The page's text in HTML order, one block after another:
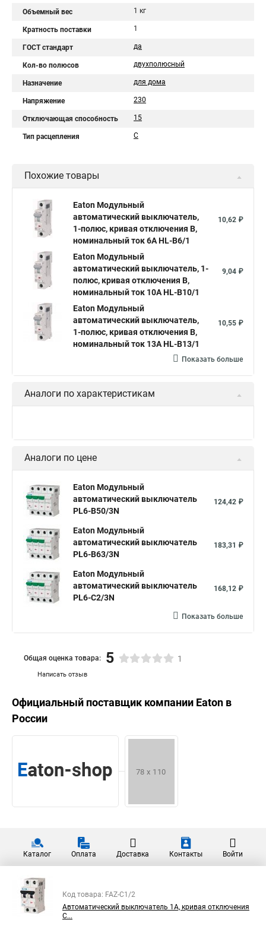
Объемный вес 1 кг
Кратность поставки 1
ГОСТ стандарт да
Кол-во полюсов двухполюсный
Назначение для дома
Напряжение 230
Отключающая способность 15
Тип расцепления C
Похожие товары
Eaton Модульный
автоматический выключатель,
1-полюс, кривая отключения B,
номинальный ток 6А HL-B6/1
10,62 ₽
Eaton Модульный
автоматический выключатель, 1-
полюс, кривая отключения B,
номинальный ток 10А HL-B10/1
9,04 ₽
Eaton Модульный
автоматический выключатель,
1-полюс, кривая отключения B,
номинальный ток 13А HL-B13/1
10,55 ₽
Показать больше
Аналоги по характеристикам
Аналоги по цене
Eaton Модульный
автоматический выключатель
PL6-B50/3N
124,42 ₽
Eaton Модульный
автоматический выключатель
PL6-B63/3N
183,31 ₽
Eaton Модульный
автоматический выключатель
PL6-C2/3N
168,12 ₽
Показать больше
Написать отзыв
Общая оценка товара: 5 1
Официальный поставщик компании Eaton в
России
Каталог Оплата Доставка Контакты Войти
Код товара: FAZ-C1/2
Автоматический выключатель 1А, кривая отключения
C...